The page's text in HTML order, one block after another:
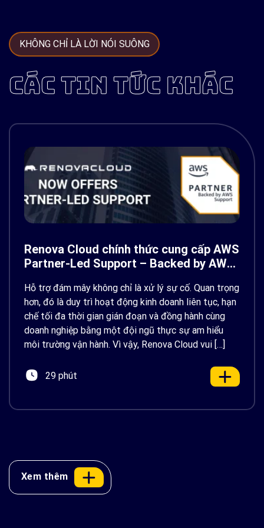
KHÔNG CHỈ LÀ LỜI NÓI SUÔNG
CÁC TIN TỨC KHÁC
Renova Cloud chính thức cung cấp AWS
Partner-Led Support – Backed by AWS
Hỗ trợ đám mây không chỉ là xử lý sự cố. Quan trọng
hơn, đó là duy trì hoạt động kinh doanh liên tục, hạn
chế tối đa thời gian gián đoạn và đồng hành cùng
doanh nghiệp bằng một đội ngũ thực sự am hiểu
môi trường vận hành. Vì vậy, Renova Cloud vui […]
29 phút
Xem thêm